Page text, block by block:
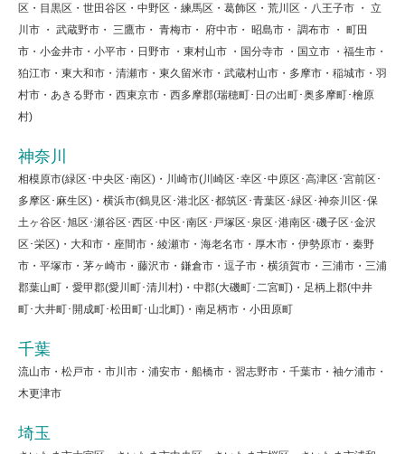
区・目黒区・世田谷区・中野区・練馬区・葛飾区・荒川区・八王子市 ・ 立
川市 ・ 武蔵野市・ 三鷹市・ 青梅市・ 府中市・ 昭島市・ 調布市 ・ 町田
市・小金井市・小平市・日野市 ・東村山市 ・国分寺市 ・国立市 ・福生市・
狛江市・東大和市・清瀬市・東久留米市・武蔵村山市・多摩市・稲城市・羽
村市・あきる野市・西東京市・西多摩郡(瑞穂町･日の出町･奥多摩町･檜原
村)
神奈川
相模原市(緑区･中央区･南区)・川崎市(川崎区･幸区･中原区･高津区･宮前区･
多摩区･麻生区)・横浜市(鶴見区･港北区･都筑区･青葉区･緑区･神奈川区･保
土ヶ谷区･旭区･瀬谷区･西区･中区･南区･戸塚区･泉区･港南区･磯子区･金沢
区･栄区)・大和市・座間市・綾瀬市・海老名市・厚木市・伊勢原市・秦野
市・平塚市・茅ヶ崎市・藤沢市・鎌倉市・逗子市・横須賀市・三浦市・三浦
郡葉山町・愛甲郡(愛川町･清川村)・中郡(大磯町･二宮町)・足柄上郡(中井
町･大井町･開成町･松田町･山北町)・南足柄市・小田原町
千葉
流山市・松戸市・市川市・浦安市・船橋市・習志野市・千葉市・袖ケ浦市・
木更津市
埼玉